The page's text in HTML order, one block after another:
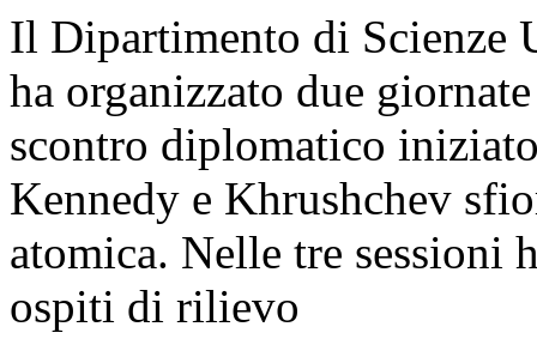
Il Dipartimento di Scienze
ha organizzato due
scontro diplomatico
Kennedy e Khrushchev
atomica. Nelle tre sessioni
ospiti di rilievo